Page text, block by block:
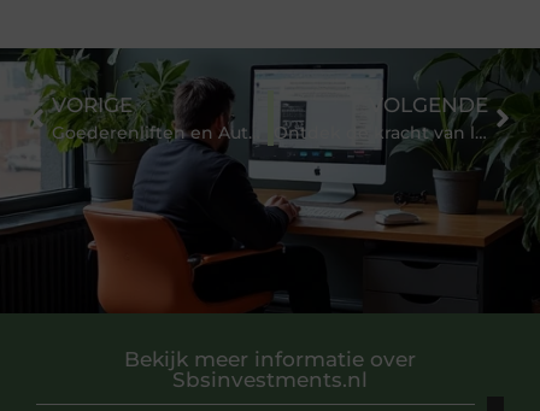
Bekijk meer informatie over
Sbsinvestments.nl
VORIGE
Goederenliften en Autoliften: Efficiënte Oplossingen voor Transport
VOLGENDE
Ontdek de kracht van loopbaanbegeleiding met Verdi Next